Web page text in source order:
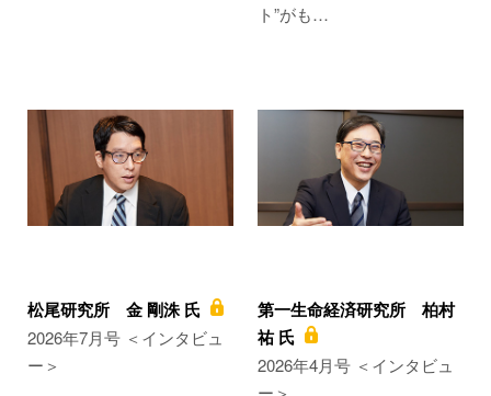
ト”がも…
松尾研究所 金 剛洙 氏
2026年7月号 ＜インタビュ
ー＞
第一生命経済研究所 柏村
祐 氏
2026年4月号 ＜インタビュ